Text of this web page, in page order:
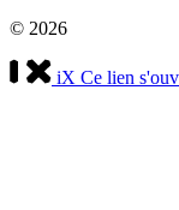
© 2026
iX Ce lien